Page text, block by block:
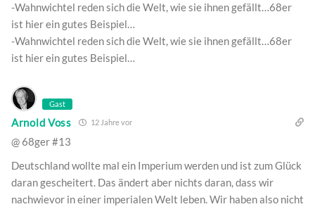
-Wahnwichtel reden sich die Welt, wie sie ihnen gefällt…68er
ist hier ein gutes Beispiel…
-Wahnwichtel reden sich die Welt, wie sie ihnen gefällt…68er
ist hier ein gutes Beispiel…
Gast
Arnold Voss 12 Jahre vor
@ 68ger #13
Deutschland wollte mal ein Imperium werden und ist zum Glück
daran gescheitert. Das ändert aber nichts daran, dass wir
nachwievor in einer imperialen Welt leben. Wir haben also nicht